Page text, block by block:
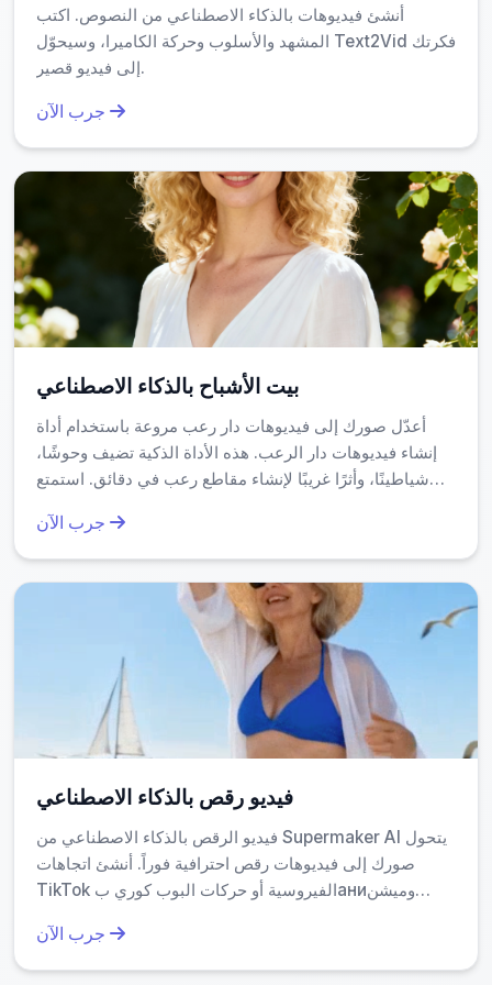
هل يمكنني استخدام مطر المال بالذكاء
نعم، تمامًا. العديد من رواد الأعمال يستخدمون هذه الأداة لإنشاء
محتوى تسويقي سريع ومميز. على سبيل المثال، شركة صغيرة
تُطلق منتجًا جديدًا قد تستخدم الفيديو كجزء من الحملة الترويجية
لتوضيح فكرة "الثراء" أو "الفرصة". كما أن الأداة توفر خيارات
متعددة للتنسيق، مما يسمح لك بتكييف الفيديو حسب المنصة
المستهدفة — سواء كانت إنستغرام، تيك توك، أو حتى موقع رسمي.
ما هو الفرق بين مطر المال بالذكاء الاصطناعي وبرامج
التحرير التقليدية؟
الفرق الأساسي هو في السرعة والسهولة. بينما تتطلب برامج مثل
Adobe After Effects مهارات متقدمة ووقتًا طويلًا، فإن مطر المال
بالذكاء الاصطناعي يُنتج نفس النتيجة في أقل من دقيقتين. لا تحتاج
عنك بناءً على الصورة التي ترفعها، مما يجعلها مثالية للمستخدمين
هل يمكنني تخصيص الفيديو أكثر من خلال هذه الأداة؟
لا، لكن هذا ليس ضروريًا دائمًا. الأداة مصممة لتقديم تجربة سلسة
صورة ذات خلفية بسيطة أو ترتيب ملامح وجهك بطريقة تُبرز تعبيرك.
أما باقي التفاصيل — مثل حركة الأوراق النقدية، الضوء، والتدرج —
فهي محسوبة تلقائيًا بواسطة النموذج، مما يضمن جودة متسقة
واحترافية.
ما هي أفضل طريقة لاستخدام مطر المال بالذكاء
الاصطناعي لتحقيق أقصى تأثير؟
أنشئ فيديوهات بالذكاء الاصطناعي من النصوص. اكتب
المشهد والأسلوب وحركة الكاميرا، وسيحوّل Text2Vid فكرتك
إلى فيديو قصير.
بيت الأشباح بالذكاء الاصطناعي
أعدّل صورك إلى فيديوهات دار رعب مروعة باستخدام أداة
إنشاء فيديوهات دار الرعب. هذه الأداة الذكية تضيف وحوشًا،
شياطينًا، وأثرًا غريبًا لإنشاء مقاطع رعب في دقائق. استمتع
الاجتماعية، الألغاز، أو المشاريع الإبداعية. تجربة إنشاء
فيديوهات رعب سريعة مجانية اليوم!
فيديو رقص بالذكاء الاصطناعي
فيديو الرقص بالذكاء الاصطناعي من Supermaker AI يتحول
صورك إلى فيديوهات رقص احترافية فوراً. أنشئ اتجاهات
TikTok الفيروسية أو حركات البوب كوري بаниوميشن